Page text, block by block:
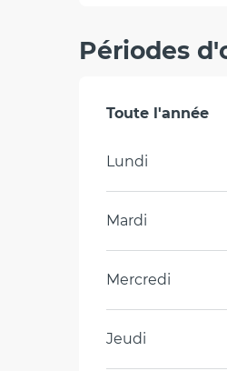
Périodes
Toute l'année
Toute l'année
Lundi
Mardi
Mercredi
Jeudi